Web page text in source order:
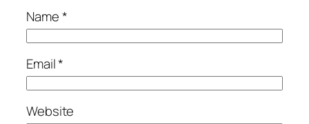
Name*
Email*
Website